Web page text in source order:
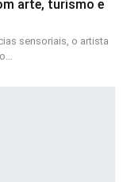
arte, turismo e
sensoriais, o artista